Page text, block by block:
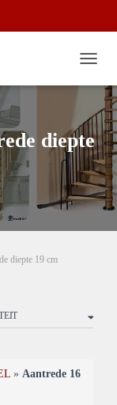
diepte
diepte 19 cm
» Aantrede 16